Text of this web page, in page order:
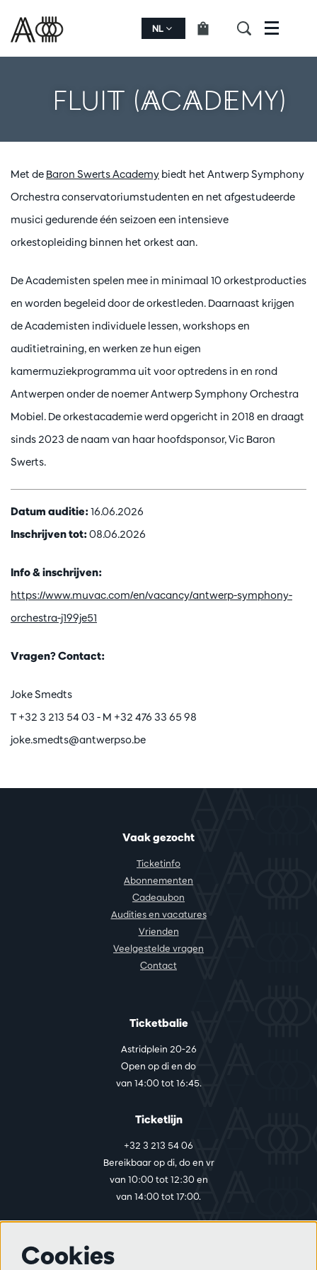
NL Menu
FLUIT (ACADEMY)
Met de Baron Swerts Academy biedt het Antwerp Symphony
Orchestra conservatoriumstudenten en net afgestudeerde
musici gedurende één seizoen een intensieve
orkestopleiding binnen het orkest aan.
De Academisten spelen mee in minimaal 10 orkestproducties
en worden begeleid door de orkestleden. Daarnaast krijgen
de Academisten individuele lessen, workshops en
auditietraining, en werken ze hun eigen
kamermuziekprogramma uit voor optredens in en rond
Antwerpen onder de noemer Antwerp Symphony Orchestra
Mobiel. De orkestacademie werd opgericht in 2018 en draagt
sinds 2023 de naam van haar hoofdsponsor, Vic Baron
Swerts.
Datum auditie:16.06.2026
Inschrijven tot:08.06.2026
Info & inschrijven:
https://www.muvac.com/en/vacancy/antwerp-symphony-
orchestra-j199je51
Vragen? Contact:
Joke Smedts
T +32 3 213 54 03 - M +32 476 33 65 98
joke.smedts@antwerpso.be
Vaak gezocht
Ticketinfo
Abonnementen
Cadeaubon
Audities en vacatures
Vrienden
Veelgestelde vragen
Contact
Ticketbalie
Astridplein 20-26
Open op di en do
van 14:00 tot 16:45.
Ticketlijn
+32 3 213 54 06
Bereikbaar op di, do en vr
van 10:00 tot 12:30 en
van 14:00 tot 17:00.
Cookies